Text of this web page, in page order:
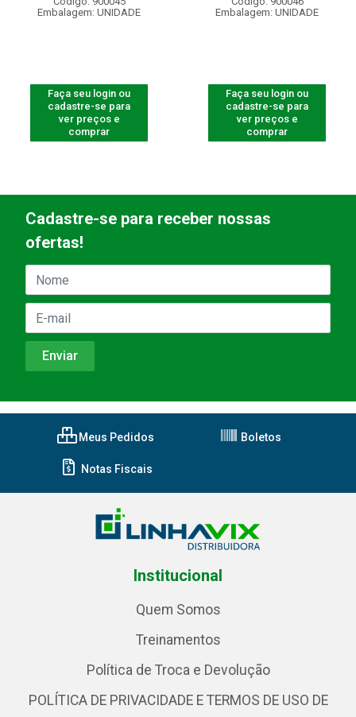
Embalagem: UNIDADE
Faça seu login ou
cadastre-se para
ver preços e
comprar
Embalagem: UNIDADE
Faça seu login ou
cadastre-se para
ver preços e
comprar
Cadastre-se para receber nossas
ofertas!
Meus Pedidos Boletos
Notas Fiscais
Institucional
Quem Somos
Treinamentos
Política de Troca e Devolução
POLÍTICA DE PRIVACIDADE E TERMOS DE USO DE